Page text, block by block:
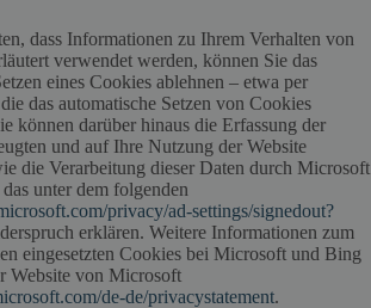
dass Informationen zu Ihrem Verhalten von
verwendet werden, können Sie das
eines Cookies ablehnen – etwa per
das automatische Setzen von Cookies
können darüber hinaus die Erfassung der
und auf Ihre Nutzung der Website
die Verarbeitung dieser Daten durch Microsoft
unter dem folgenden
privacy/ad-settings/signedout?
erklären. Weitere Informationen zum
eingesetzten Cookies bei Microsoft und Bing
Website von Microsoft
de-de/privacystatement.